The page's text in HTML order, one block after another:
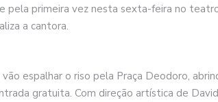
pela primeira vez nesta sexta-feira no
a cantora.
espalhar o riso pela Praça Deodoro,
gratuita. Com direção artística de